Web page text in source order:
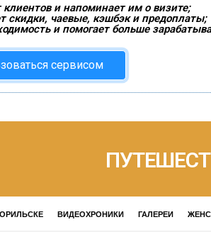
и напоминает им о визите;
скидки, чаевые, кэшбэк и предоплаты;
и помогает больше
сервисом
ВИДЕОХРОНИКИ ГАЛЕРЕИ